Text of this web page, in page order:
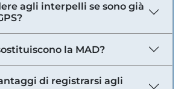
agli interpelli se sono già
la MAD?
di registrarsi agli